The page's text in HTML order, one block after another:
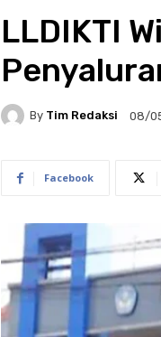
LLDIKTI
By Tim Redaksi 08/
Facebook